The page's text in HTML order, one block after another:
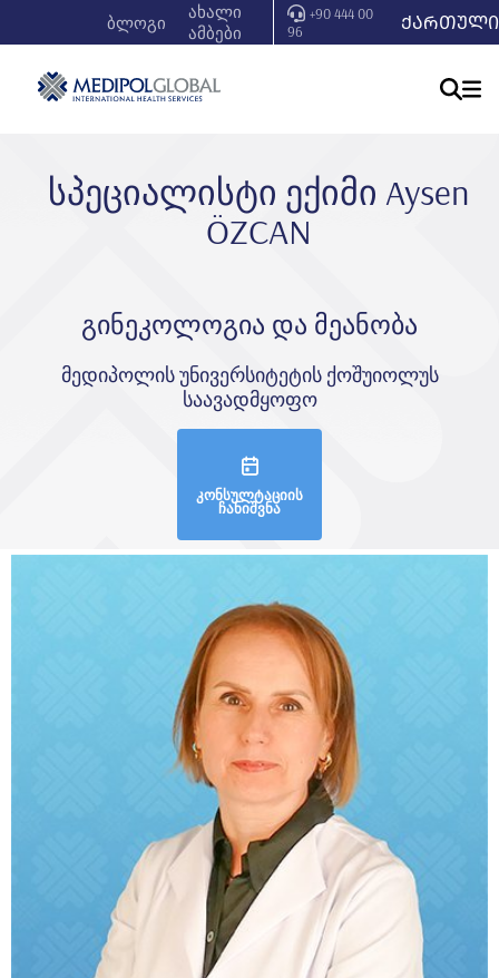
ბლოგი
ახალი
ამბები
+90 444 00
96
ᲥᲐᲠᲗᲣᲚᲘ
სპეციალისტი ექიმი Aysen
ÖZCAN
გინეკოლოგია და მეანობა
მედიპოლის უნივერსიტეტის ქოშუიოლუს
საავადმყოფო
კონსულტაციის
ჩანიშვნა